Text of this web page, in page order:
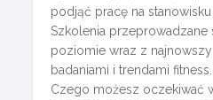
podjąć pracę na stanowisku
Szkolenia przeprowadzane
poziomie wraz z
badaniami i trendami fitness.
Czego możesz oczekiwać